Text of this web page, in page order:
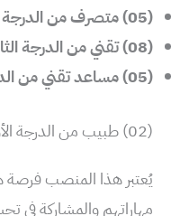
(05) متصرف من الدرجة الثانية
(08) تقني من الدرجة الثالثة
(05) مساعد تقني من الدرجة الثانية
(02) طبيب من الدرجة الأولى
يُعتبر هذا المنصب فرصة
مهاراتهم والمشاركة في